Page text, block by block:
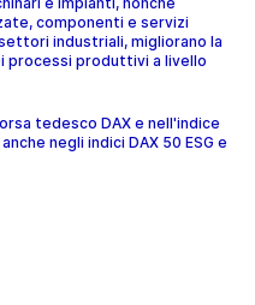
componenti e servizi
industriali, migliorano la
produttivi a livello
tedesco DAX e nell'indice
negli indici DAX 50 ESG e